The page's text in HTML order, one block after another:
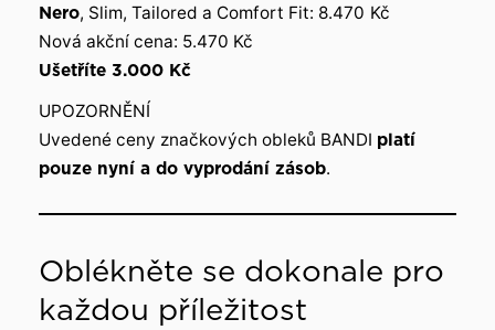
Nero, Slim, Tailored a Comfort Fit: 8.470 Kč
Nová akční cena: 5.470 Kč
Ušetříte 3.000 Kč
UPOZORNĚNÍ
Uvedené ceny značkových obleků BANDI platí
pouze nyní a do vyprodání zásob.
Oblékněte se dokonale pro
každou příležitost